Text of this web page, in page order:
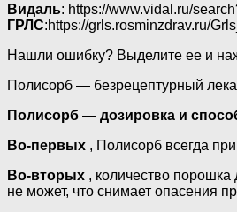
Видаль: https://www.vidal.ru/
ГРЛС:https://grls.rosminzdrav.ru/
Нашли ошибку? Выделите ее и
Полисорб — безрецептурный
Полисорб — дозировка и
Во-первых , Полисорб всегда
Во-вторых , количество порошка
не может, что снимает опасения